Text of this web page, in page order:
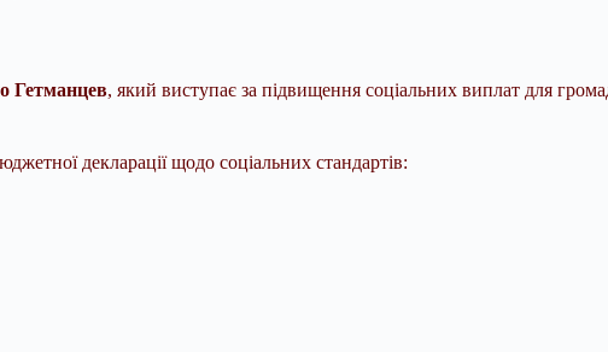
Гетманцев, який виступає за підвищення соціальних виплат для
декларації щодо соціальних стандартів: